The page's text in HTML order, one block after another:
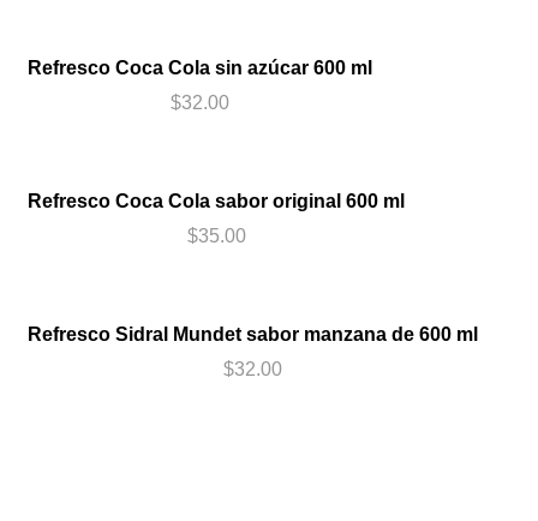
Refresco Coca Cola sin azúcar 600 ml
$32.00
Refresco Coca Cola sabor original 600 ml
$35.00
Refresco Sidral Mundet sabor manzana de 600 ml
$32.00